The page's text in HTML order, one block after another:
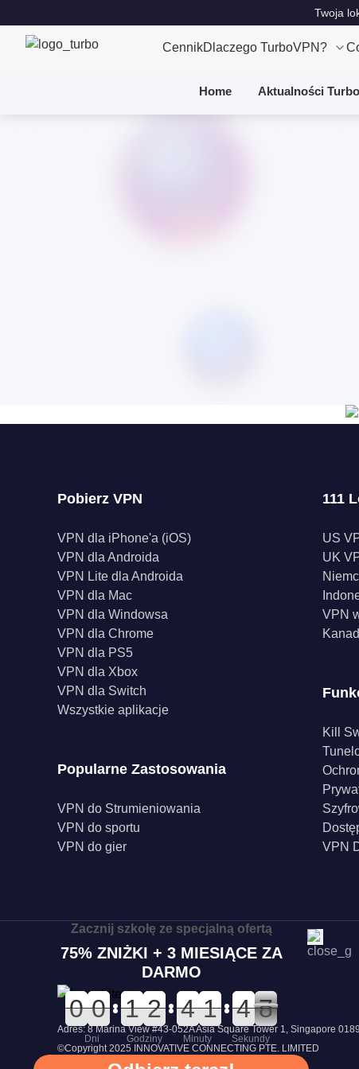
Twoja
CennikDlaczego TurboVPN?
Home Aktualności Turbo
Pobierz VPN
VPN dla iPhone'a (iOS)
VPN dla Androida
VPN Lite dla Androida
VPN dla Mac
VPN dla Windowsa
VPN dla Chrome
VPN dla PS5
VPN dla Xbox
VPN dla Switch
Wszystkie aplikacje
Popularne Zastosowania
VPN do Strumieniowania
VPN do sportu
VPN do gier
111
US
UK
VPN
Kill
VPN
Adres: 8 Marina View #43-052A Asia Square Tower 1, Singapore
©Copyright 2025 INNOVATIVE CONNECTING PTE. LIMITED
Zacznij szkołę ze specjalną ofertą
75% ZNIŻKI + 3 MIESIĄCE ZA
DARMO
0
0
0
0 0
0
0
0 0
0
1
1 0
0
2
2 0
0
4
4 2
2
1
1 5
5
4
4 8
7
7
Dni Godziny Minuty Sekundy